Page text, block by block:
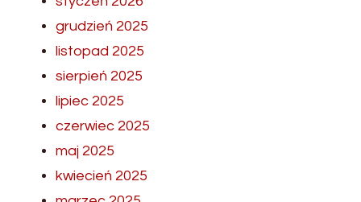
grudzień 2025
listopad 2025
sierpień 2025
lipiec 2025
czerwiec 2025
maj 2025
kwiecień 2025